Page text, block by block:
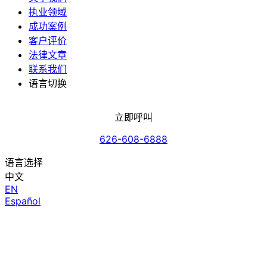
执业领域
成功案例
客户评价
法律文章
联系我们
语言切换
立即呼叫
626-608-6888
语言选择
中文
EN
Español